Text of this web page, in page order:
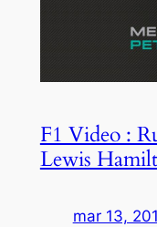
F1 Video :
Lewis
mar 13,